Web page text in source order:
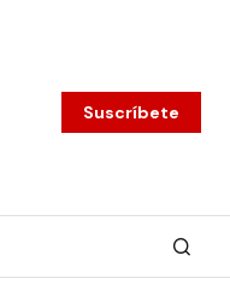
Suscríbete